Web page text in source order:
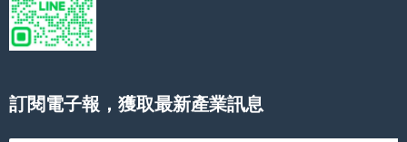
訂閱電子報，獲取最新產業訊息